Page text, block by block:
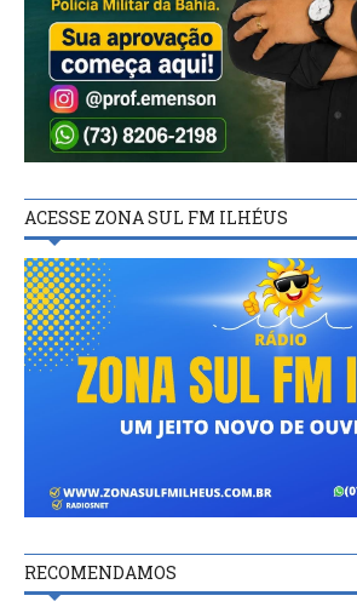
ACESSE ZONA SUL FM ILHÉUS
RECOMENDAMOS